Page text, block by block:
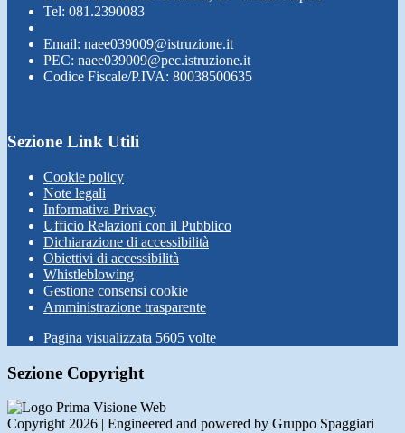
Tel: 081.2390083
Email: naee039009@istruzione.it
PEC: naee039009@pec.istruzione.it
Codice Fiscale/P.IVA: 80038500635
Sezione Link Utili
Cookie policy
Note legali
Informativa Privacy
Ufficio Relazioni con il Pubblico
Dichiarazione di accessibilità
Obiettivi di accessibilità
Whistleblowing
Gestione consensi cookie
Amministrazione trasparente
Pagina visualizzata 5605 volte
Sezione Copyright
Copyright 2026 | Engineered and powered by Gruppo Spaggiari